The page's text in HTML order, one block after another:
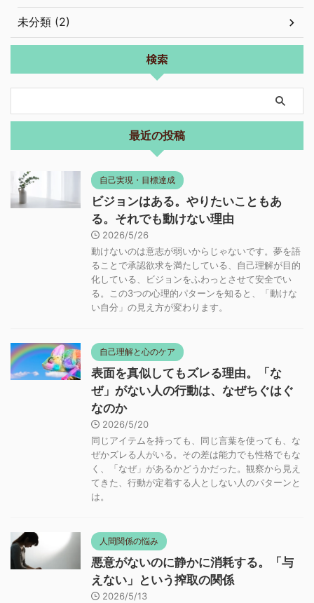
未分類 (2)
検索
最近の投稿
自己実現・目標達成
ビジョンはある。やりたいこともあ
る。それでも動けない理由
2026/5/26
動けないのは意志が弱いからじゃないです。夢を語
ることで承認欲求を満たしている、自己理解が目的
化している、ビジョンをふわっとさせて安全でい
る。この3つの心理的パターンを知ると、「動けな
い自分」の見え方が変わります。
自己理解と心のケア
表面を真似してもズレる理由。「な
ぜ」がない人の行動は、なぜちぐはぐ
なのか
2026/5/20
同じアイテムを持っても、同じ言葉を使っても、な
ぜかズレる人がいる。その差は能力でも性格でもな
く、「なぜ」があるかどうかだった。観察から見え
てきた、行動が定着する人としない人のパターンと
は。
人間関係の悩み
悪意がないのに静かに消耗する。「与
えない」という搾取の関係
2026/5/13